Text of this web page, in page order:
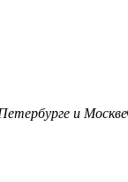
и Москве